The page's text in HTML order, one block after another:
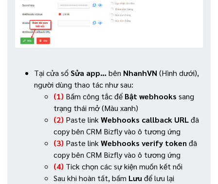
Tại cửa sổSửa app…bên NhanhVN (Hình dưới),
người dùng thao tác như sau:
(1) Bấm công tắc để Bật webhooks sang
trạng thái mở (Màu xanh)
(2) Paste link Webhooks callback URLđã
copy bên CRM Bizfly vào ô tương ứng
(3) Paste link Webhooks verify token đã
copy bên CRM Bizfly vào ô tương ứng
(4) Tick chọn các sự kiện muốn kết nối
Sau khi hoàn tất, bấm Lưu để lưu lại